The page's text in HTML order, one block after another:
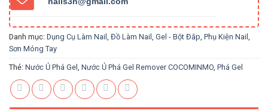
Danh mục: Dụng Cụ Làm Nail Đồ Làm Nail Gel - Bột Đắp Phụ Kiện Nail
Sơn Móng Tay
Thẻ: Nước Ủ Phá Gel Nước Ủ Phá Gel Remover COCOMINMO Phá Gel